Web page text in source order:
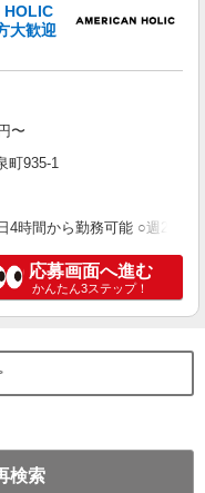
HOLIC
大歓迎
〜
町935-1
4時間から勤務可能 ○週20時
応募画面へ進む
かんたん3ステップ！
検索